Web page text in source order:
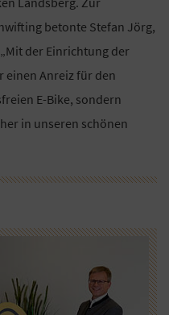
betonte Stefan Jörg,
der Einrichtung der
einen Anreiz für den
E-Bike, sondern
in unseren schönen